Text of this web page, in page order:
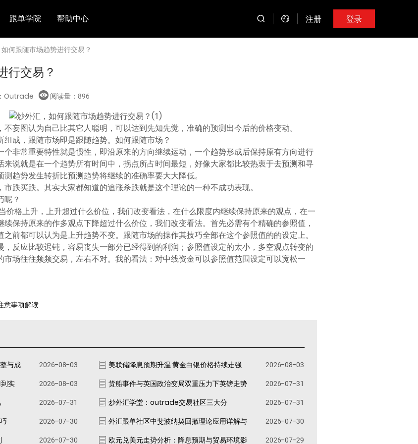
跟单学院 帮助中心 注册 登录
何跟随市场趋势进行交易？
行交易？
Outrade 阅读量： 896
妄图认为自己比其它人聪明，可以达到先知先觉，准确的预测出今后的价格变动。
成，跟随市场即是跟随趋势。如何跟随市场？
非常重要特性就是惯性，即沿原来的方向继续运动，一个趋势形成后保持原有方向进行
说就是在一个趋势所有时间中，拐点所占时间最短，好像大家都比较热衷于去预测和寻
趋势发生转折比预测趋势将继续的准确率要大大降低。
跌买跌。其实大家都知道的追涨杀跌就是这个理论的一种不成功表现。
呢？
价格上升，上升超过什么价位，我们改变看法，在什么限度内继续保持原来的观点，在一
保持原来的作多观点下降超过什么价位，我们改变看法。首先必需有个精确的参照值，
前都可以认为是上升趋势不变。跟随市场的操作其技巧全部在这个参照值的的设定上。
反应比较迟钝，容易丧失一部分已经得到的利润；参照值设定的太小，多空观点转变的
场往往频频交易，左右不对。我的看法：对中线资金可以参照值范围设定可以宽松一
意事项解读
与成 2026-08-03 美联储降息预期升温 黄金白银价格持续走强
2026-08-03
实
2026-08-03 货船事件与英国政治变局双重压力下英镑走势
2026-07-31
2026-07-31 炒外汇学堂：outrade交易社区三大分
2026-07-31
2026-07-30 外汇跟单社区中斐波纳契回撤理论应用详解与
2026-07-30
2026-07-30 欧元兑美元走势分析：降息预期与贸易环境影 2026-07-29